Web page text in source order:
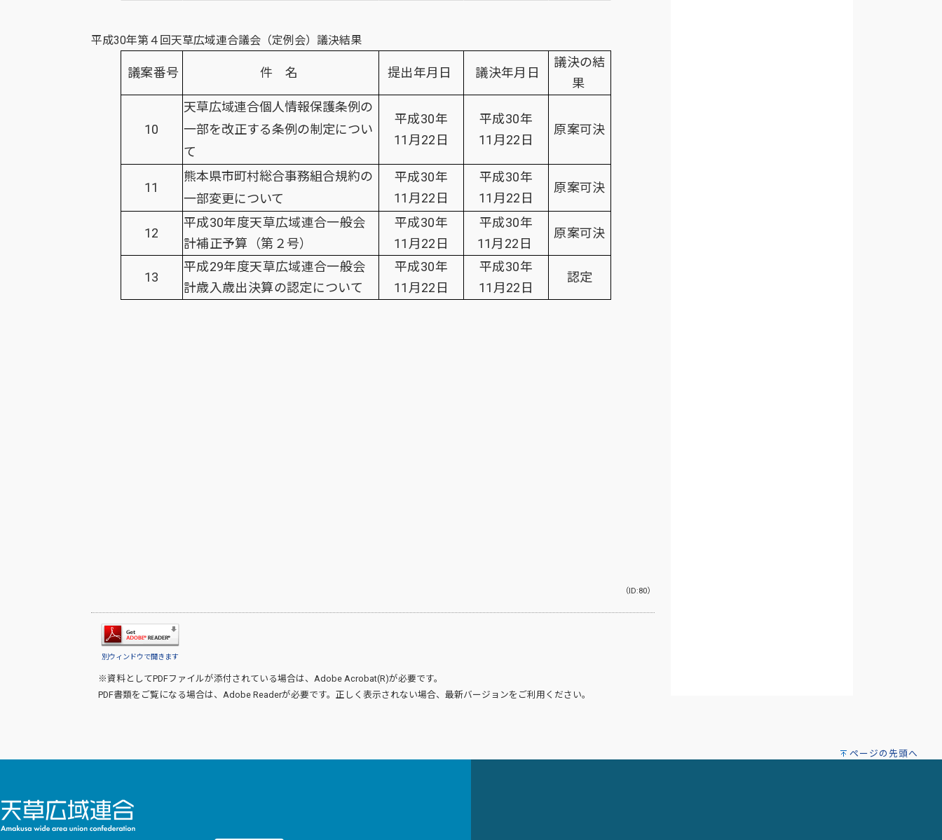
平成30年第４回天草広域連合議会（定例会）議決結果
議案番号 件 名 提出年月日 議決年月日
議決の結
果
10
天草広域連合個人情報保護条例の
一部を改正する条例の制定につい
て
平成30年
11月22日
平成30年
11月22日
原案可決
11
熊本県市町村総合事務組合規約の
一部変更について
平成30年
11月22日
平成30年
11月22日
原案可決
12
平成30年度天草広域連合一般会
計補正予算（第２号）
平成30年
11月22日
平成30年
11月22日
原案可決
13
平成29年度天草広域連合一般会
計歳入歳出決算の認定について
平成30年
11月22日
平成30年
11月22日
認定
（ID:80）
別ウィンドウで開きます
※資料としてPDFファイルが添付されている場合は、 Adobe Acrobat(R)が必要です。
PDF書類をご覧になる場合は、 Adobe Readerが必要です。正しく表示されない場合、最新バージョンをご利用ください。
ページの先頭へ